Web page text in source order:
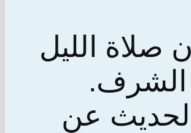
صلاة الليل
عن